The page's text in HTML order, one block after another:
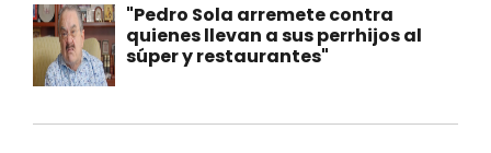
"Pedro Sola arremete contra
quienes llevan a sus perrhijos al
súper y restaurantes"